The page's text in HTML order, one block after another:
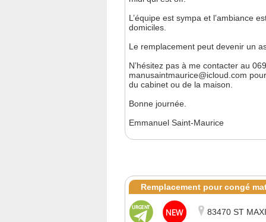
L’équipe est sympa et l’ambiance
domiciles.
Le remplacement peut devenir un
N’hésitez pas à me contacter au
manusaintmaurice@icloud.com
du cabinet ou de la maison.
Bonne journée.
Emmanuel Saint-Maurice
Remplacement pour congé
83470 ST